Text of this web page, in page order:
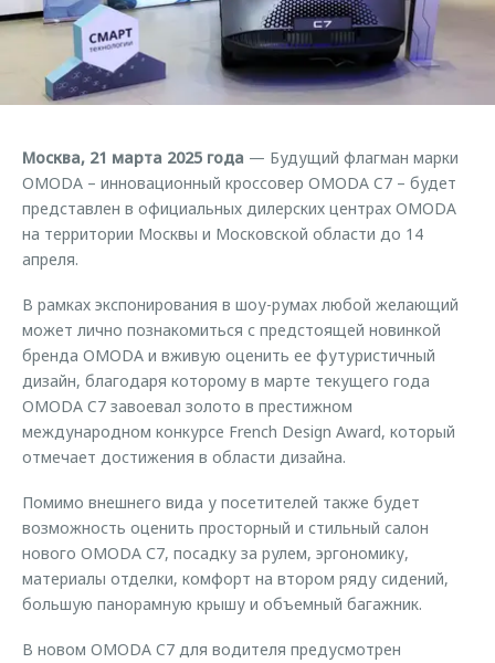
Страхование
Кредитный калькулятор
Аксессуары
Оригинальные аксессуары
Запчасти
Трейд-ин
Клиентская поддержка
O&J Автоклуб
Клуб владельцев OMODA
Аксессуары
Одежда и сувениры
Оригинальные аксессуары
Обратная связь
Москва, 21 марта 2025 года — Будущий флагман марки
OMODA – инновационный кроссовер OMODA C7 – будет
представлен в официальных дилерских центрах OMODA
на территории Москвы и Московской области до 14
апреля.
В рамках экспонирования в шоу-румах любой желающий
может лично познакомиться с предстоящей новинкой
бренда OMODA и вживую оценить ее футуристичный
дизайн, благодаря которому в марте текущего года
OMODA C7 завоевал золото в престижном
международном конкурсе French Design Award, который
отмечает достижения в области дизайна.
Помимо внешнего вида у посетителей также будет
возможность оценить просторный и стильный салон
нового OMODA С7, посадку за рулем, эргономику,
материалы отделки, комфорт на втором ряду сидений,
большую панорамную крышу и объемный багажник.
В новом OMODA C7 для водителя предусмотрен